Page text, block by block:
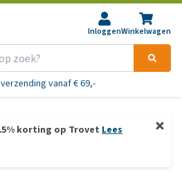
InloggenWinkelwagen
verzending vanaf € 69,-
korting op Trovet Lees